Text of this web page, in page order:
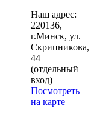
Наш адрес:
220136,
г.Минск, ул.
Скрипникова,
44
(отдельный
вход)
Посмотреть
на карте